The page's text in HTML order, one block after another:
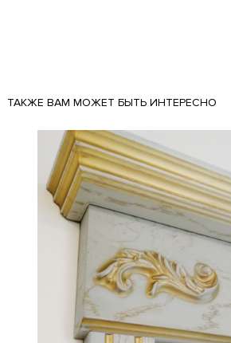
ТАКЖЕ ВАМ МОЖЕТ БЫТЬ ИНТЕРЕСНО